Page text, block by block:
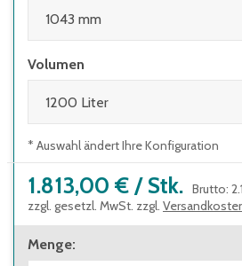
Volumen
* Auswahl ändert Ihre Konfiguration
1.813,00 € / Stk. Brutto:
zzgl. gesetzl. MwSt. zzgl.
Menge: